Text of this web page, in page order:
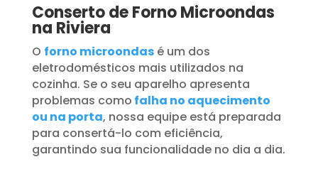
Conserto de Forno Microondas
na Riviera
O forno microondasé um dos
eletrodomésticos mais utilizados na
cozinha. Se o seu aparelho apresenta
problemas como falha no aquecimento
ou na porta, nossa equipe está preparada
para consertá-lo com eficiência,
garantindo sua funcionalidade no dia a dia.